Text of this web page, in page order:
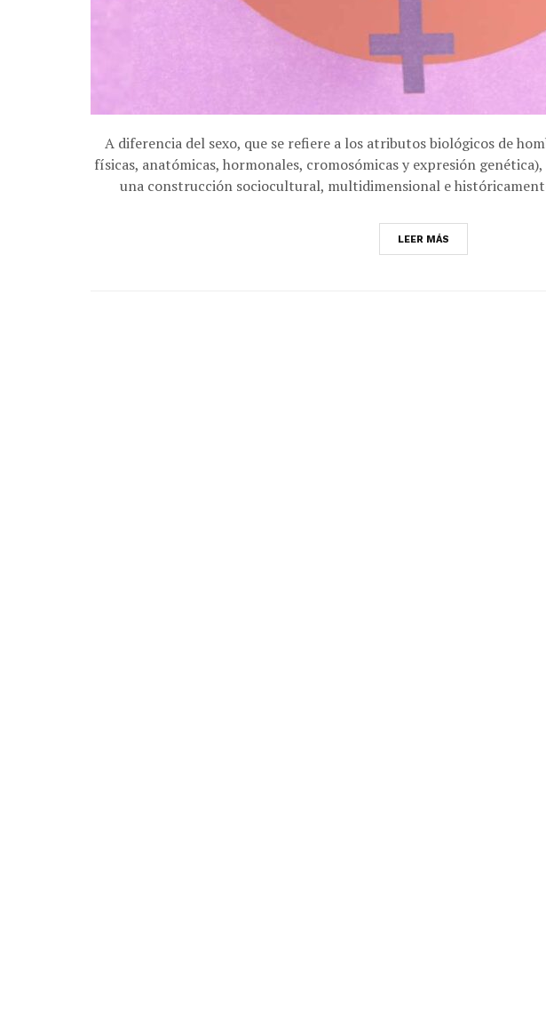
A diferencia del sexo, que se refiere a los atributos biológicos de
físicas, anatómicas, hormonales, cromosómicas y expresión
una construcción sociocultural, multidimensional e
LEER MÁS